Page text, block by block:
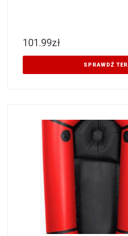
101.99zł
SPRAWDŹ